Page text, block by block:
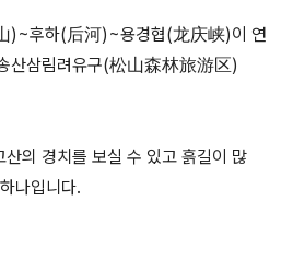
)~후하(后河)~용경협(龙庆峡)이 연
산삼림려유구(松山森林旅游区)
의 경치를 보실 수 있고 흙길이 많
나입니다.